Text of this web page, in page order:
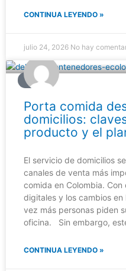
CONTINUA LEYENDO »
julio 24, 2026 No hay
BLOG
Porta comida
domicilios:
producto y el
El servicio de domicilios
canales de venta más
comida en Colombia.
digitales y los cambios
vez más personas piden
oficina. Sin embargo,
CONTINUA LEYENDO »